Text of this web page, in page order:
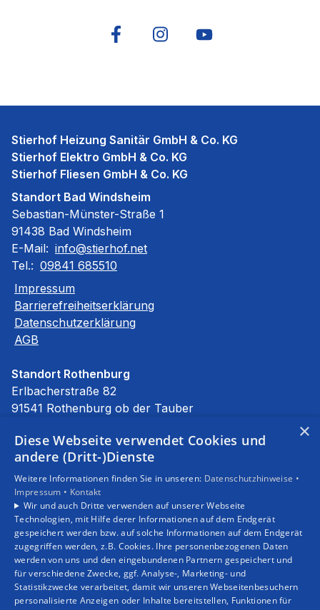
Stierhof Heizung Sanitär GmbH & Co. KG
Stierhof Elektro GmbH & Co. KG
Stierhof Fliesen GmbH & Co. KG
Standort Bad Windsheim
Sebastian-Münster-Straße 1
91438 Bad Windsheim
E-Mail: info@stierhof.net
Tel.: 09841 685510
Impressum
Barrierefreiheitserklärung
Datenschutzerklärung
AGB
Standort Rothenburg
Erlbacherstraße 82
91541 Rothenburg ob der Tauber
Tel.: 09861 94590
Unsere Bereiche
Privatkunden
Gewerbekunden
Karriere
Unternehmen
Kontakt
×
Diese Webseite verwendet Cookies und
andere (Dritt-)Dienste
Weitere Informationen finden Sie in unseren: Datenschutzhinweise •
Impressum • Kontakt
Wir und auch Dritte verwenden auf unserer Webseite
Technologien, mit Hilfe derer Informationen auf dem Endgerät
gespeichert werden bzw. auf solche Informationen auf dem Endgerät
zugegriffen werden, z.B. Cookies. Ihre personenbezogenen Daten
werden von uns und den eingebundenen Partnern gespeichert und
für verschiedene Zwecke, ggf. Analyse-, Marketing- und
Statistikzwecke verarbeitet, damit wir unseren Webseitenbesuchern
personalisierte Anzeigen oder Inhalte bereitstellen, Funktionen für